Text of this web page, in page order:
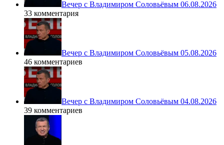
Вечер с Владимиром Соловьёвым 06.08.2026
33 комментария
Вечер с Владимиром Соловьёвым 05.08.2026
46 комментариев
Вечер с Владимиром Соловьёвым 04.08.2026
39 комментариев